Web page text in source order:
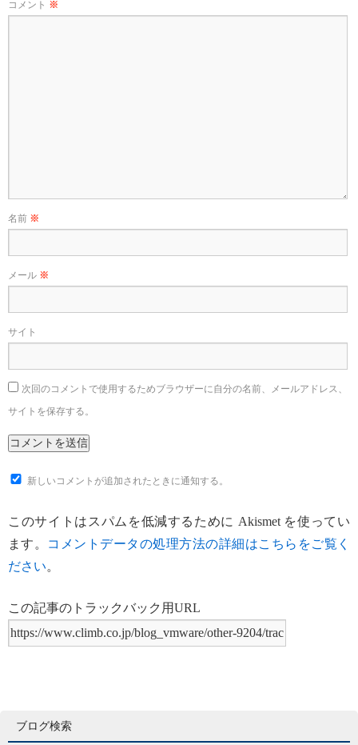
コメント ※
名前 ※
メール ※
サイト
次回のコメントで使用するためブラウザーに自分の名前、メールアドレス、
サイトを保存する。
新しいコメントが追加されたときに通知する。
このサイトはスパムを低減するために Akismet を使ってい
ます。 コメントデータの処理方法の詳細はこちらをご覧く
ださい。
この記事のトラックバック用URL
ブログ検索